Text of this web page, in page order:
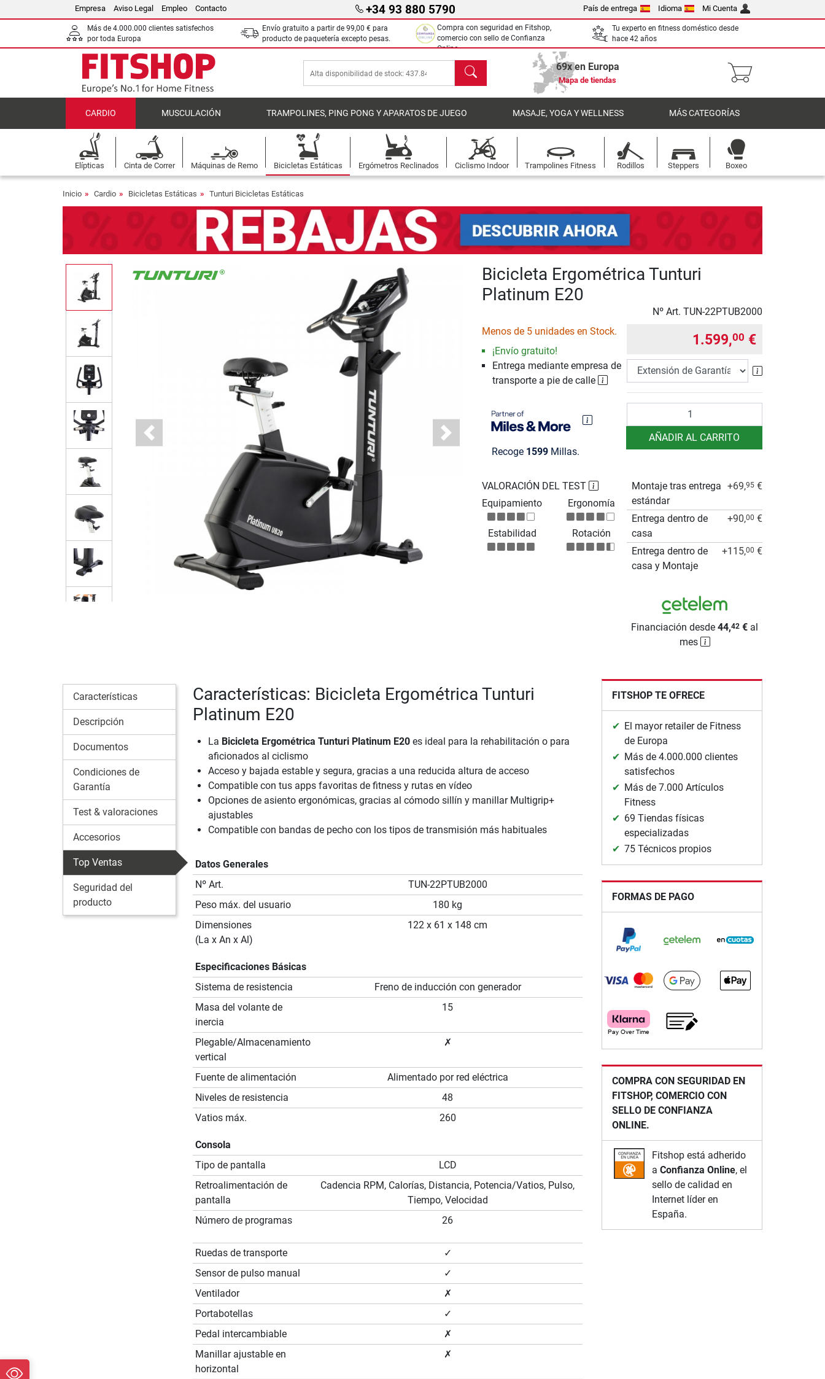
Empresa Aviso Legal Empleo Contacto +34 93 880 5790 País de entrega Idioma Mi Cuenta
Más de 4.000.000 clientes satisfechos
por toda Europa
Envío gratuito a partir de 99,00 € para
producto de paquetería excepto pesas.
Compra con seguridad en Fitshop,
comercio con sello de Confianza
Online.
Tu experto en fitness doméstico desde
hace 42 años
Buscar 69x en Europa
Mapa de tiendas
CARDIO MUSCULACIÓN TRAMPOLINES, PING PONG Y APARATOS DE JUEGO MASAJE, YOGA Y WELLNESS MÁS CATEGORÍAS
Elípticas Cinta de Correr Máquinas de Remo Bicicletas Estáticas Ergómetros Reclinados Ciclismo Indoor Trampolines Fitness Rodillos Steppers Boxeo
Inicio Cardio Bicicletas Estáticas Tunturi Bicicletas Estáticas
Previous Next
Bicicleta Ergométrica Tunturi
Platinum E20
Nº Art. TUN-22PTUB2000
Menos de 5 unidades en Stock.
¡Envío gratuito!
Entrega mediante empresa de
transporte a pie de calle
Recoge 1599Millas.
1.599,00 €
Extensión de
AÑADIR AL CARRITO
VALORACIÓN DEL TEST
Equipamiento
Ergonomía
Estabilidad Rotación
Montaje tras entrega
estándar
+69,95 €
Entrega dentro de
casa
+90,00 €
Entrega dentro de
casa y Montaje
+115,00 €
Financiación desde44,42 € al
mes
Características
Descripción
Documentos
Condiciones de
Garantía
Test & valoraciones
Accesorios
Top Ventas
Seguridad del
producto
Características: Bicicleta Ergométrica Tunturi
Platinum E20
La Bicicleta Ergométrica Tunturi Platinum E20es ideal para la rehabilitación o para
aficionados al ciclismo
Acceso y bajada estable y segura, gracias a una reducida altura de acceso
Compatible con tus apps favoritas de fitness y rutas en vídeo
Opciones de asiento ergonómicas, gracias al cómodo sillín y manillar Multigrip+
ajustables
Compatible con bandas de pecho con los tipos de transmisión más habituales
Datos Generales
Nº Art.
TUN-22PTUB2000
Peso máx. del usuario
180 kg
Dimensiones
(La x An x Al)
122 x 61 x 148 cm
Especificaciones Básicas
Sistema de resistencia
Freno de inducción con generador
Masa del volante de
inercia
15
Plegable/Almacenamiento
vertical
✗
Fuente de alimentación
Alimentado por red eléctrica
Niveles de resistencia
48
Vatios máx.
260
Consola
Tipo de pantalla
LCD
Retroalimentación de
pantalla
Cadencia RPM, Calorías, Distancia, Potencia/Vatios, Pulso,
Tiempo, Velocidad
Número de programas
26
Ruedas de transporte
✓
Sensor de pulso manual
✓
Ventilador
✗
Portabotellas
✓
Pedal intercambiable
✗
Manillar ajustable en
horizontal
✗
FITSHOP TE OFRECE
El mayor retailer de Fitness
de Europa
Más de 4.000.000 clientes
satisfechos
Más de 7.000 Artículos
Fitness
69 Tiendas físicas
especializadas
75 Técnicos propios
FORMAS DE PAGO
COMPRA CON SEGURIDAD EN
FITSHOP, COMERCIO CON
SELLO DE CONFIANZA
ONLINE.
Fitshop está adherido
a Confianza Online, el
sello de calidad en
Internet líder en
España.